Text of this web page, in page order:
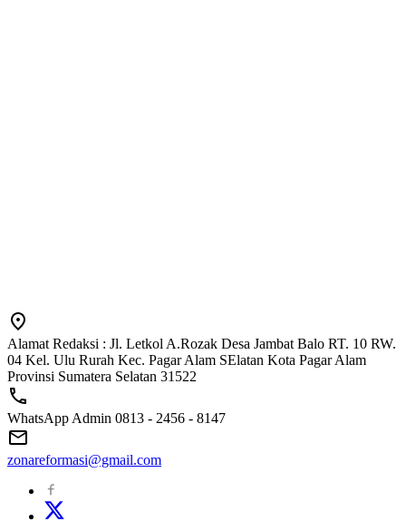
Alamat Redaksi : Jl. Letkol A.Rozak Desa Jambat Balo RT. 10 RW.
04 Kel. Ulu Rurah Kec. Pagar Alam SElatan Kota Pagar Alam
Provinsi Sumatera Selatan 31522
WhatsApp Admin 0813 - 2456 - 8147
zonareformasi@gmail.com